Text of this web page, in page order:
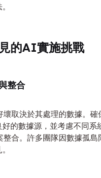
的AI實施挑戰
整合
壞取決於其處理的數據。確
的數據源，並考慮不同系
整合。許多團隊因數據孤